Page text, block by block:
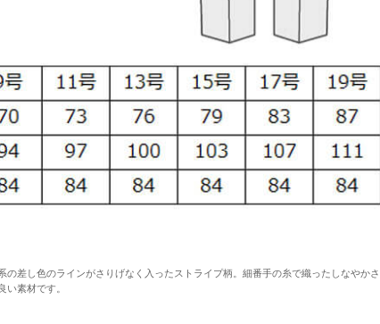
差し色のラインがさりげなく入ったストライプ柄。細番手の糸で織ったしなやか
い素材です。